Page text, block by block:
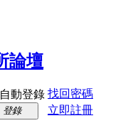
自動登錄 找回密碼
登錄
立即註冊